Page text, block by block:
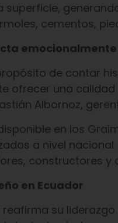
superficie,
cementos,
emocionalmente
de contar
ofrecer una
Albornoz,
en los
a nivel
constructores y
en Ecuador
reafirma su